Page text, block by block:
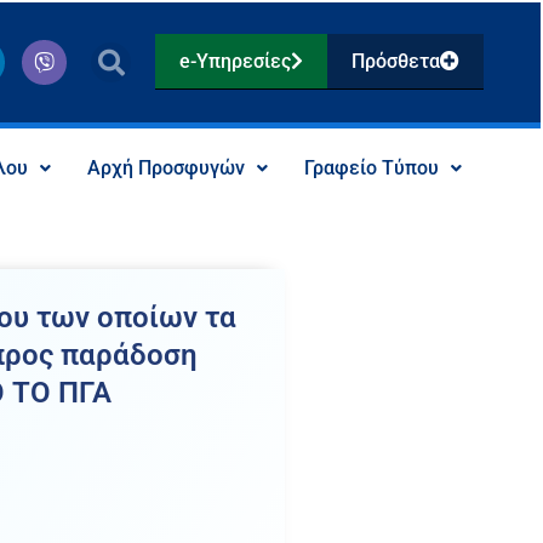
V
i
b
r
e-Υπηρεσίες Πρόσθετα
Αρχή Προσφυγών Γραφείο Τύπου
των οποίων τα
παράδοση
ΤΟ ΠΓΑ